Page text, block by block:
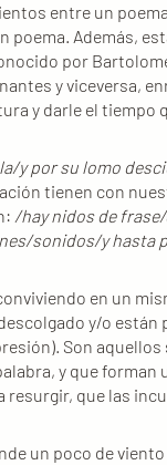
entre un
Además,
por
y viceversa,
y darle el tiempo
y por su lomo
tienen con
/hay nidos de
sonidos/y hasta
en un
y/o
Son
y que forman
que las
un poco de